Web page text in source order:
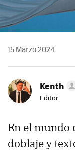
15 Marzo 2024
Kenth
Editor
En el mundo
doblaje y